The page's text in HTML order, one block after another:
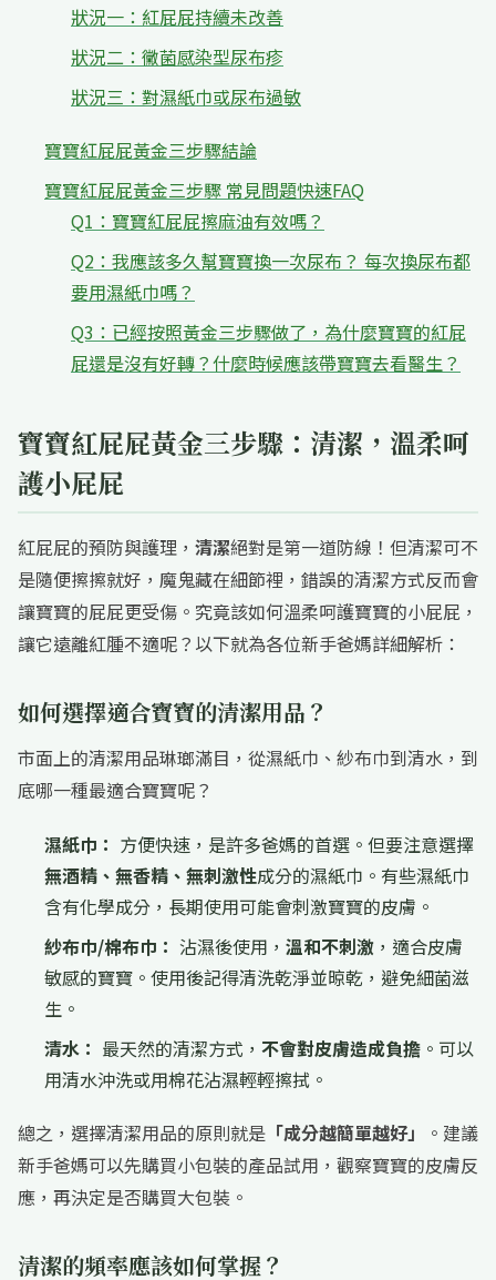
狀況一：紅屁屁持續未改善
狀況二：黴菌感染型尿布疹
狀況三：對濕紙巾或尿布過敏
寶寶紅屁屁黃金三步驟結論
寶寶紅屁屁黃金三步驟 常見問題快速FAQ
Q1：寶寶紅屁屁擦麻油有效嗎？
Q2：我應該多久幫寶寶換一次尿布？ 每次換尿布都
要用濕紙巾嗎？
Q3：已經按照黃金三步驟做了，為什麼寶寶的紅屁
屁還是沒有好轉？什麼時候應該帶寶寶去看醫生？
寶寶紅屁屁黃金三步驟：清潔，溫柔呵
護小屁屁
紅屁屁的預防與護理， 清潔絕對是第一道防線！但清潔可不
是隨便擦擦就好，魔鬼藏在細節裡，錯誤的清潔方式反而會
讓寶寶的屁屁更受傷。究竟該如何溫柔呵護寶寶的小屁屁，
讓它遠離紅腫不適呢？以下就為各位新手爸媽詳細解析：
如何選擇適合寶寶的清潔用品？
市面上的清潔用品琳瑯滿目，從濕紙巾、紗布巾到清水，到
底哪一種最適合寶寶呢？
濕紙巾： 方便快速，是許多爸媽的首選。但要注意選擇
無酒精、無香精、無刺激性成分的濕紙巾。有些濕紙巾
含有化學成分，長期使用可能會刺激寶寶的皮膚。
紗布巾/棉布巾： 沾濕後使用， 溫和不刺激 ，適合皮膚
敏感的寶寶。使用後記得清洗乾淨並晾乾，避免細菌滋
生。
清水： 最天然的清潔方式， 不會對皮膚造成負擔 。可以
用清水沖洗或用棉花沾濕輕輕擦拭。
總之，選擇清潔用品的原則就是 「成分越簡單越好」
。建議
新手爸媽可以先購買小包裝的產品試用，觀察寶寶的皮膚反
應，再決定是否購買大包裝。
清潔的頻率應該如何掌握？